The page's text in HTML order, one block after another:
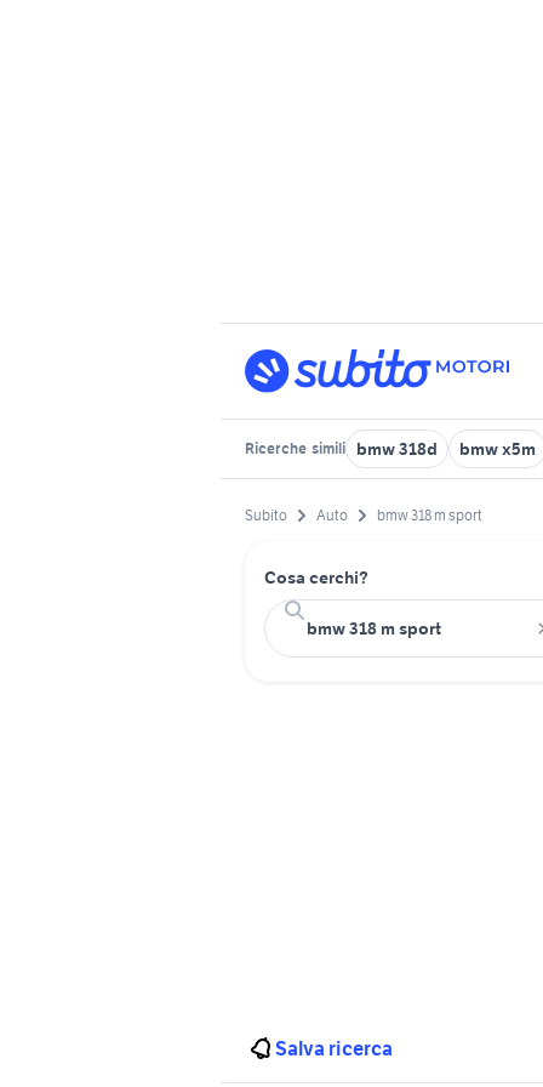
Ricerche simili bmw 318d bmw x5m
Subito Auto bmw 318 m sport
Cosa cerchi?
Salva ricerca